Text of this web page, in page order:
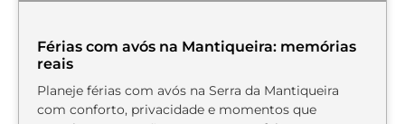
Férias com avós na Mantiqueira: memórias
reais
Planeje férias com avós na Serra da Mantiqueira
com conforto, privacidade e momentos que